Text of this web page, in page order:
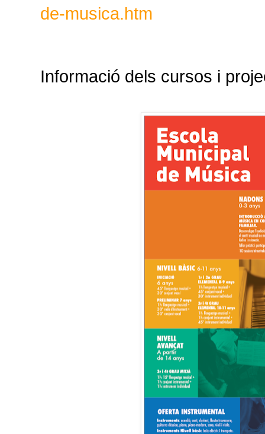
de-musica.htm
Informació dels cursos i